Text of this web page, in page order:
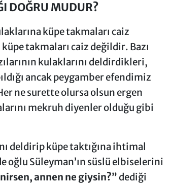
DOĞRU MUDUR?
küpe takmaları caiz
takmaları caiz değildir. Bazı
kulaklarını deldirdikleri,
ancak peygamber efendimiz
ne surette olursa olsun ergen
mekruh diyenler olduğu gibi
deldirip küpe taktığına ihtimal
oğlu Süleyman’ın süslü elbiselerini
annen ne giysin?”dediği